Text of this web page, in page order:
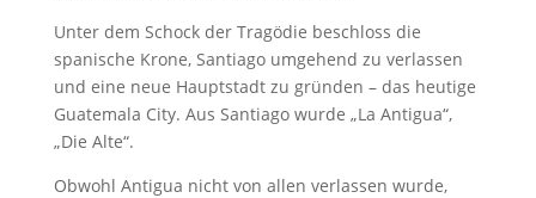
Unter dem Schock der Tragödie beschloss die
spanische Krone, Santiago umgehend zu verlassen
und eine neue Hauptstadt zu gründen – das heutige
Guatemala City. Aus Santiago wurde „La Antigua“,
„Die Alte“.
Obwohl Antigua nicht von allen verlassen wurde,